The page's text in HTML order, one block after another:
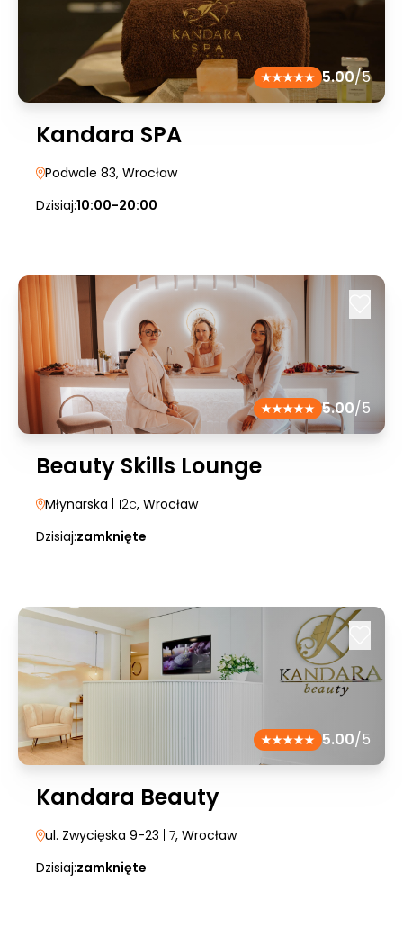
5.00/5
Kandara SPA
Podwale 83, Wrocław
Dzisiaj:10:00-20:00
5.00/5
Beauty Skills Lounge
Młynarska | 12c, Wrocław
Dzisiaj:zamknięte
5.00/5
Kandara Beauty
ul. Zwycięska 9-23 | 7, Wrocław
Dzisiaj:zamknięte